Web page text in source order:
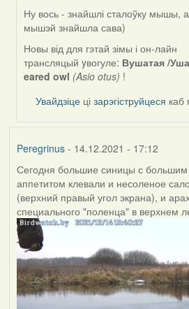
In
reply
to
by
Peregrinus
Ну вось - знайшлі сталоўку мышы, а
мышэй знайшла сава)
Новы від для гэтай зімы і он-лайн
трансляцый yвогуле: Вушатая /
eared owl (Asio otus) !
Увайдзіце цізарэгіструйцеся каб
Peregrinus- 14.12.2021 - 17:12
Сегодня большие синицы с большим
аппетитом клевали и несоленое
(верхний правый угол экрана), и
специального "поленца" в верхнем